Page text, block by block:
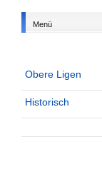
Menü
Obere Ligen
Historisch